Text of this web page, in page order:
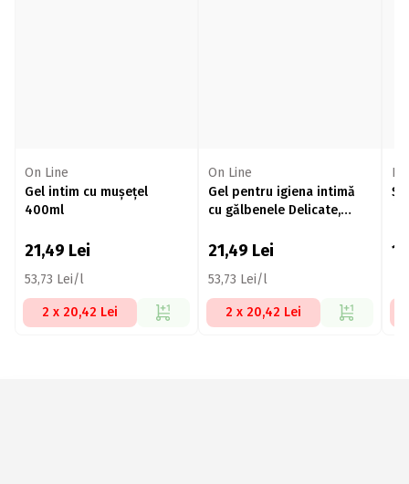
On Line
Gel intim cu mușețel
400ml
21,49 Lei
53,73 Lei/l
2 x 20,42 Lei
On Line
Gel pentru igiena intimă
cu gălbenele Delicate,
21,49 Lei
53,73 Lei/l
2 x 20,42 Lei